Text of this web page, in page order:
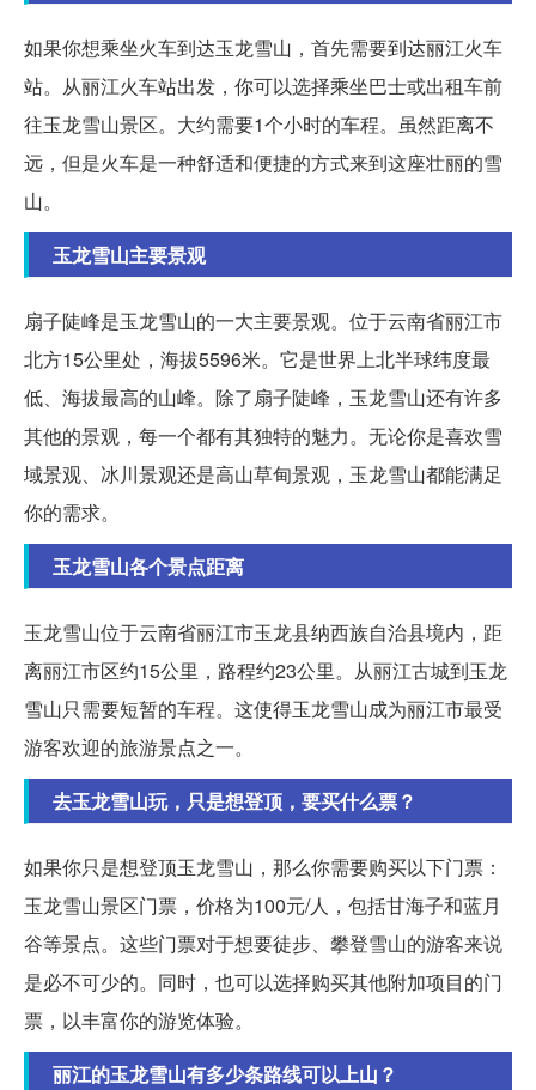
如果你想乘坐火车到达玉龙雪山，首先需要到达丽江火车
站。从丽江火车站出发，你可以选择乘坐巴士或出租车前
往玉龙雪山景区。大约需要1个小时的车程。虽然距离不
远，但是火车是一种舒适和便捷的方式来到这座壮丽的雪
山。
玉龙雪山主要景观
扇子陡峰是玉龙雪山的一大主要景观。位于云南省丽江市
北方15公里处，海拔5596米。它是世界上北半球纬度最
低、海拔最高的山峰。除了扇子陡峰，玉龙雪山还有许多
其他的景观，每一个都有其独特的魅力。无论你是喜欢雪
域景观、冰川景观还是高山草甸景观，玉龙雪山都能满足
你的需求。
玉龙雪山各个景点距离
玉龙雪山位于云南省丽江市玉龙县纳西族自治县境内，距
离丽江市区约15公里，路程约23公里。从丽江古城到玉龙
雪山只需要短暂的车程。这使得玉龙雪山成为丽江市最受
游客欢迎的旅游景点之一。
去玉龙雪山玩，只是想登顶，要买什么票？
如果你只是想登顶玉龙雪山，那么你需要购买以下门票：
玉龙雪山景区门票，价格为100元/人，包括甘海子和蓝月
谷等景点。这些门票对于想要徒步、攀登雪山的游客来说
是必不可少的。同时，也可以选择购买其他附加项目的门
票，以丰富你的游览体验。
丽江的玉龙雪山有多少条路线可以上山？